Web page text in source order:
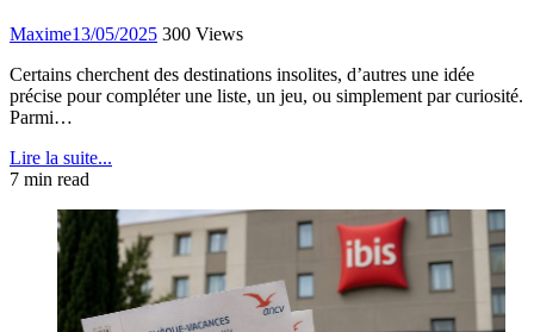
Maxime13/05/2025 300 Views
Certains cherchent des destinations insolites, d’autres une idée
précise pour compléter une liste, un jeu, ou simplement par curiosité.
Parmi…
Lire la suite...
7 min read